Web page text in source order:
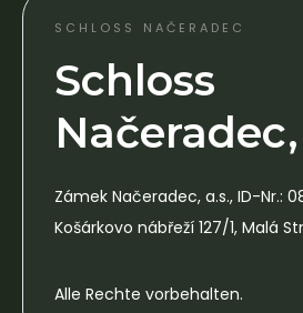
SCHLOSS NAČERADEC
Schloss
Načeradec,
Zámek Načeradec, a.s., ID-Nr.:
Košárkovo nábřeží 127/1, Malá
Alle Rechte vorbehalten.